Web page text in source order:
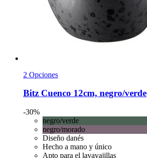
2 Opciones
Bitz Cuenco 12cm, negro/verde
-30%
negro/verde
negro/morado
Diseño danés
Hecho a mano y único
Apto para el lavavajillas